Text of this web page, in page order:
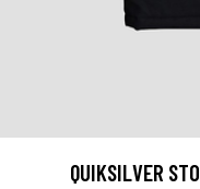
QUIKSILVER